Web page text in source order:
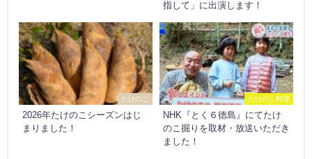
指して」に出演します！
たけのこ
2026年たけのこシーズンはじ
まりました！
たけのこ料理
NHK『とく６徳島』にてたけ
のこ掘りを取材・放送いただき
ました！